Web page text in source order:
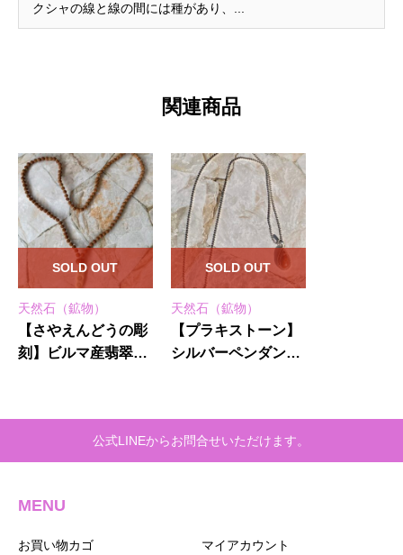
クシャの線と線の間には種があり、...
関連商品
天然石（鉱物）
【さやえんどうの彫
刻】ビルマ産翡翠★
ラー
SOLD OUT
天然石（鉱物）
【プラキストーン】
シルバーペンダント
SOLD OUT
公式LINEからお問合せいただけます。
MENU
お買い物カゴ マイアカウント